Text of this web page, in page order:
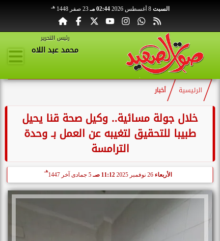
السبت 8 أغسطس 2026 02:44 مـ 23 صفر 1448 هـ
رئيس التحرير
محمد عبد اللاه
الرئيسية أخبار
خلال جولة مسائية.. وكيل صحة قنا يحيل
طبيبا للتحقيق لتغيبه عن العمل بـ وحدة
الترامسة
الأربعاء 11:12 صـ 5 جمادى آخر 1447
هـ